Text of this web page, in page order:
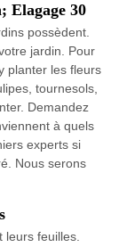
Elagage 30
possèdent.
jardin. Pour
planter les fleurs
tournesols,
Demandez
à quels
experts si
Nous serons
leurs feuilles.